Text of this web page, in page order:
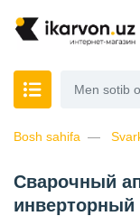
Bosh sahifa
Сварочный
инверторный